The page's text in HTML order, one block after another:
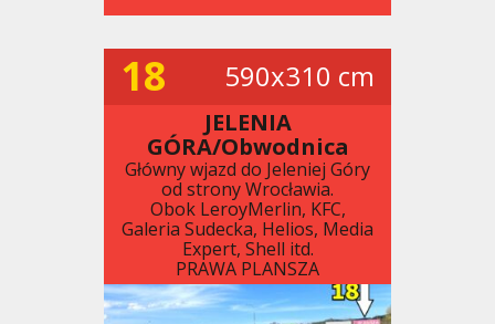
18 590x310 cm
JELENIA
GÓRA/Obwodnica
Główny wjazd do Jeleniej Góry
od strony Wrocławia.
Obok LeroyMerlin, KFC,
Galeria Sudecka, Helios, Media
Expert, Shell itd.
PRAWA PLANSZA